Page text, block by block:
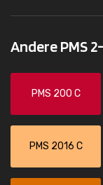
Andere PMS
PMS 200 C
PMS 2016 C